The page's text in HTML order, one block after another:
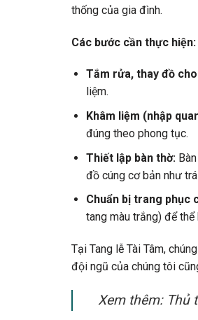
thống của gia đình.
Các bước cần thực hiện:
Tắm rửa, thay đồ
liệm.
Khâm liệm (nhập
đúng theo phong tục.
Thiết lập bàn thờ:Bàn
đồ cúng cơ bản như
Chuẩn bị trang phục
tang màu trắng) để
Tại Tang lễ Tài Tâm,
đội ngũ của chúng tôi
Xem thêm: Thủ